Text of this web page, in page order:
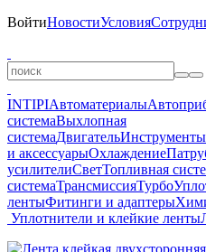
ВойтиНовостиУсловия
INTIPIАвтоматериалы
системаВыхлопная
системаДвигательИнструменты
и аксессуарыОхлаждение
усилителиСветТопливная
системаТрансмиссияТурбо
лентыФитинги и адаптеры
Уплотнители и клейкие ленты